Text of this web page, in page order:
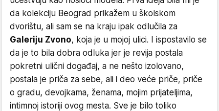
da kolekciju Beograd prikažem u školskom
dvorištu, ali sam se na kraju ipak odlučila za
Galeriju Zvono, koja je u mojoj ulici. I ispostavilo se
da je to bila dobra odluka jer je revija postala
pokretni ulični događaj, a ne nešto izolovano,
postala je priča za sebe, ali i deo veće priče, priče
o gradu, devojkama, ženama, mojim prijateljima,
intimnoj istoriji ovog mesta. Sve je bilo toliko